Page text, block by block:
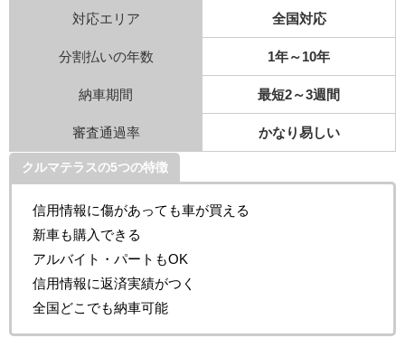
対応エリア 全国対応
分割払いの年数 1年～10年
納車期間 最短2～3週間
審査通過率 かなり易しい
クルマテラスの5つの特徴
信用情報に傷があっても車が買える
新車も購入できる
アルバイト・パートもOK
信用情報に返済実績がつく
全国どこでも納車可能